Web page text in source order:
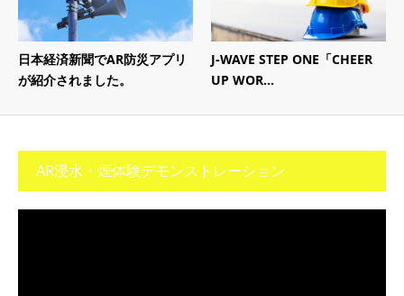
日本経済新聞でAR防災アプリ
が紹介されました。
J-WAVE STEP ONE「CHEER
UP WOR...
AR浸水・煙体験デモンストレーション